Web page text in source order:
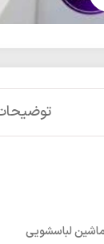
لباسشویی